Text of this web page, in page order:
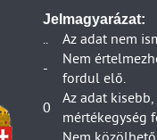
(2002-2009)
A távközlési
(2002-2009)
A távközlési
(2002-2009)
Piacfelügyeleti
Piacfelügyeleti
Áthelyezési
Jelmagyarázat:
..
Az adat nem
-
Nem
fordul elő.
0
Az adat
mértékegység